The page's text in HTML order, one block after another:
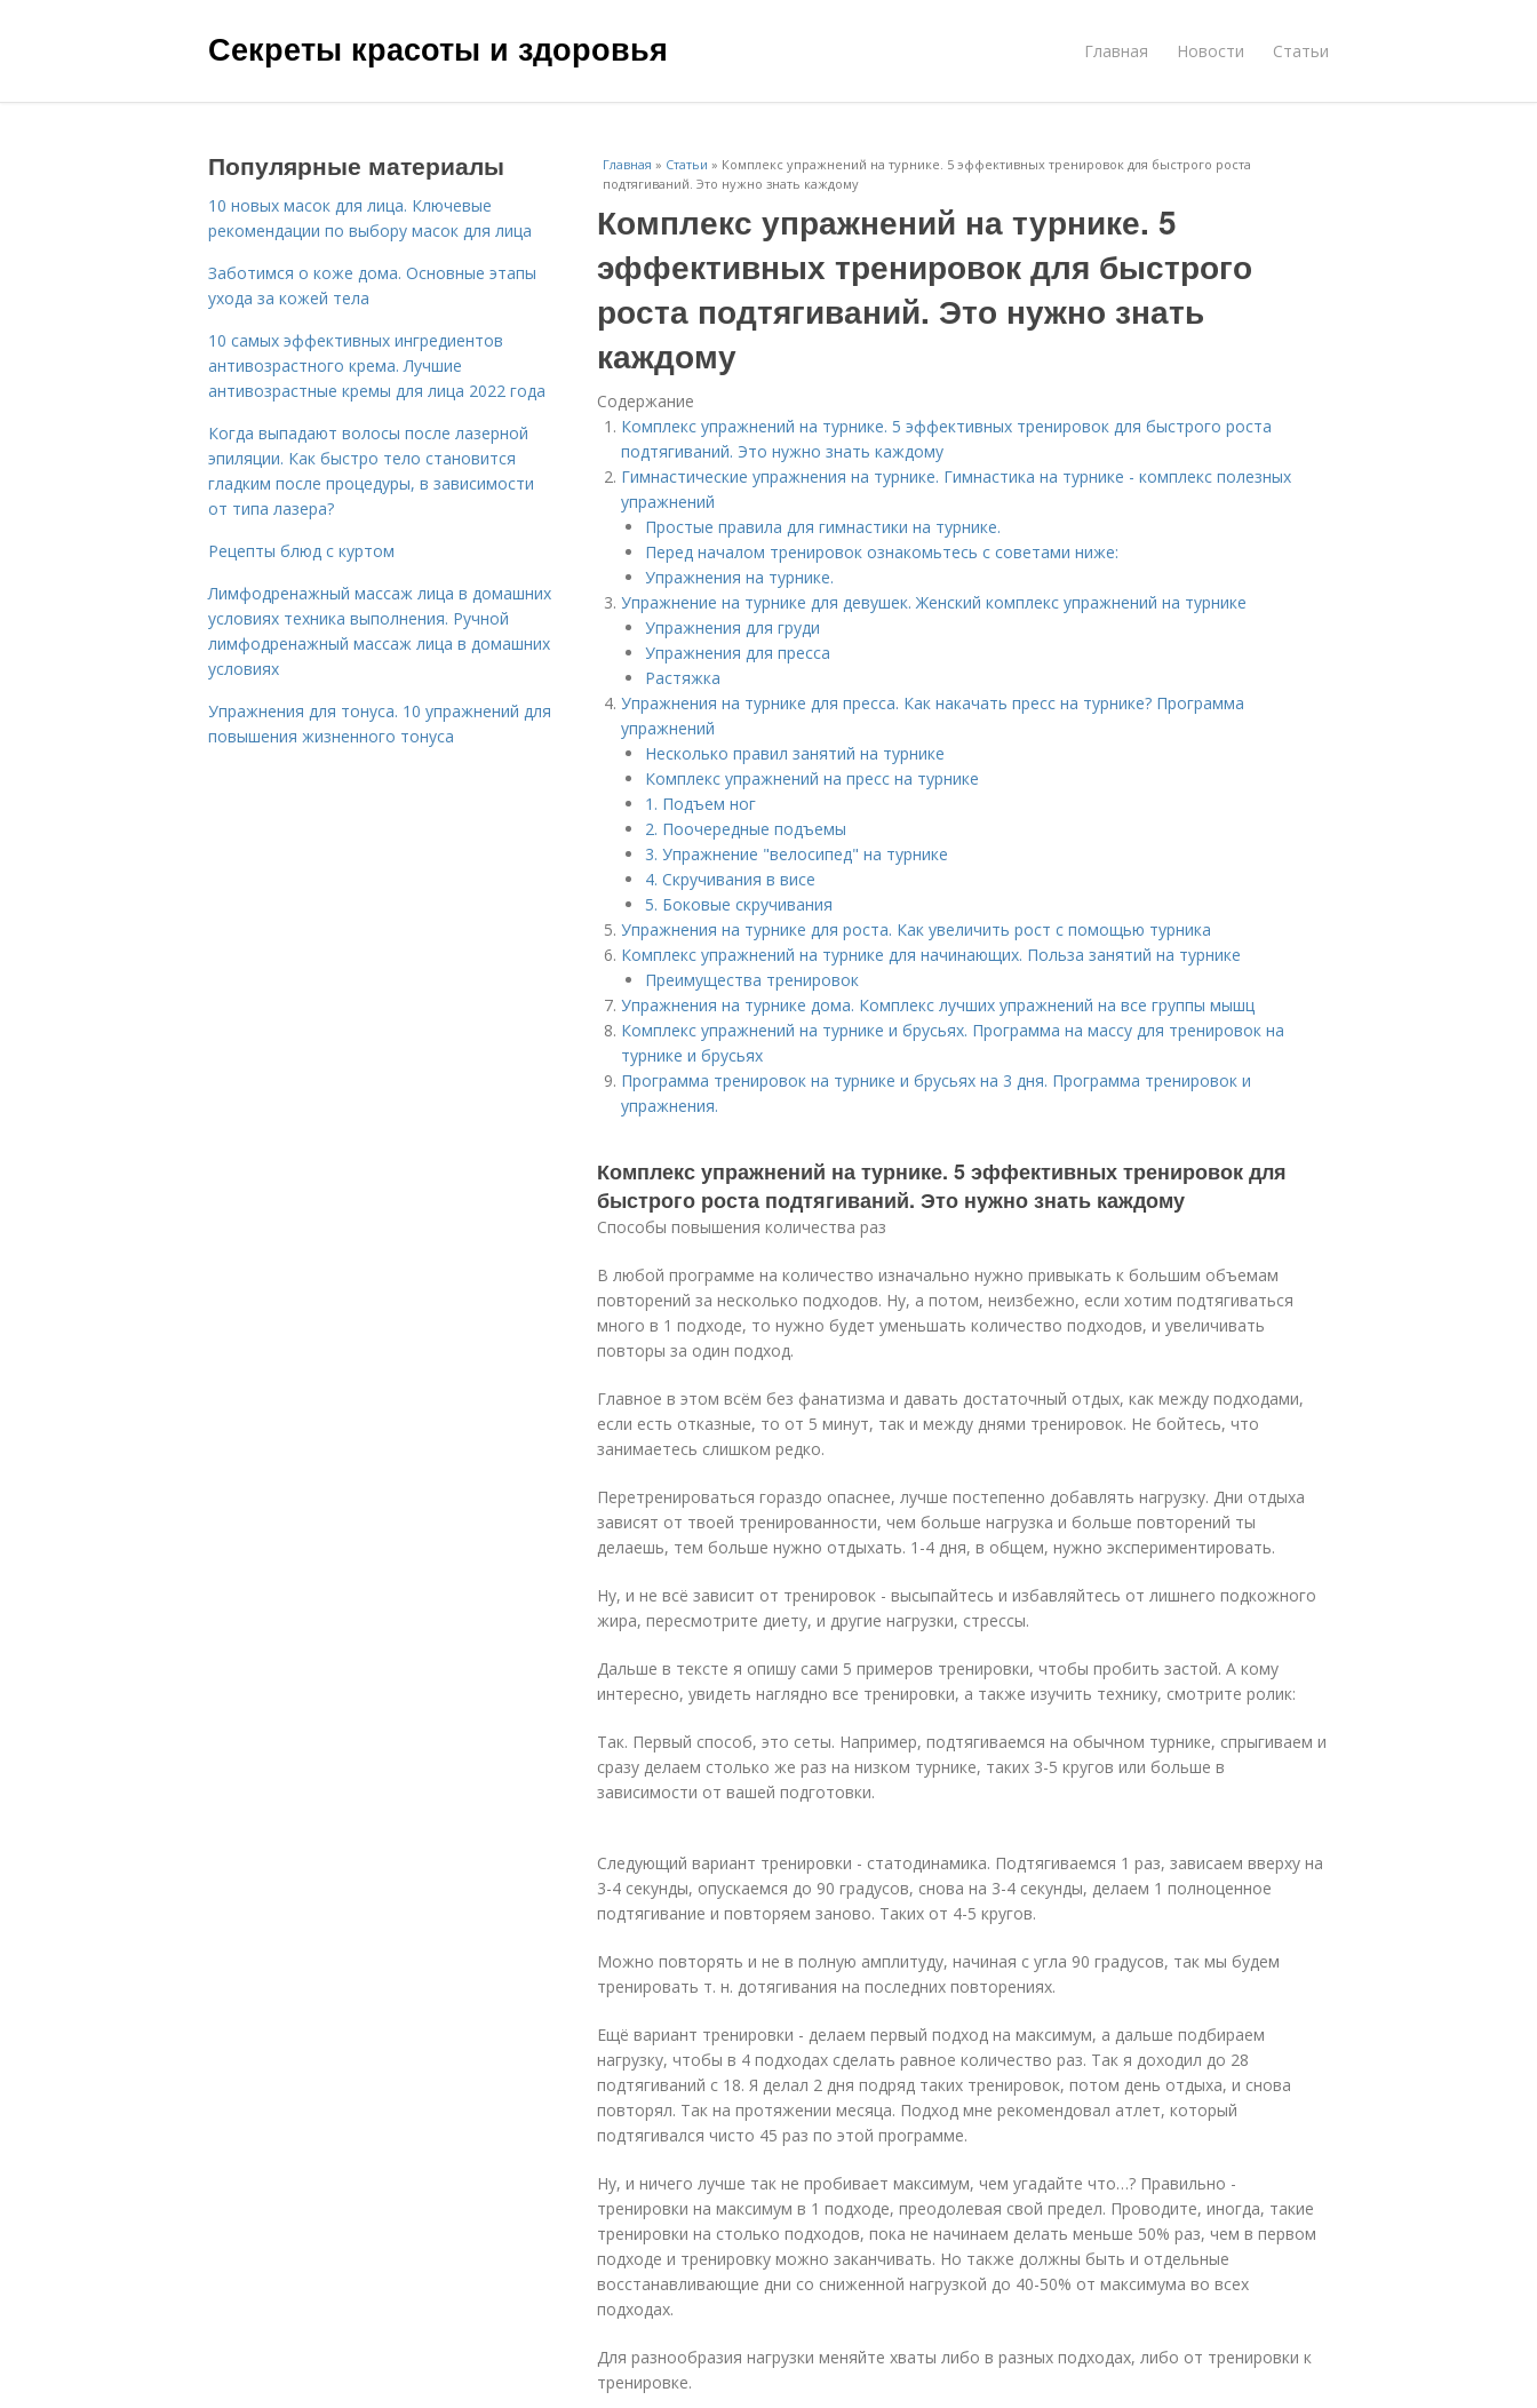
Секреты красоты и здоровья Главная Новости Статьи
Главная » Статьи » Комплекс упражнений на турнике. 5 эффективных тренировок для быстрого роста
подтягиваний. Это нужно знать каждому
Комплекс упражнений на турнике. 5
эффективных тренировок для быстрого
роста подтягиваний. Это нужно знать
каждому
Содержание
Комплекс упражнений на турнике. 5 эффективных тренировок для быстрого роста
подтягиваний. Это нужно знать каждому
Гимнастические упражнения на турнике. Гимнастика на турнике - комплекс полезных
упражнений
Простые правила для гимнастики на турнике.
Перед началом тренировок ознакомьтесь с советами ниже:
Упражнения на турнике.
Упражнение на турнике для девушек. Женский комплекс упражнений на турнике
Упражнения для груди
Упражнения для пресса
Растяжка
Упражнения на турнике для пресса. Как накачать пресс на турнике? Программа
упражнений
Несколько правил занятий на турнике
Комплекс упражнений на пресс на турнике
1. Подъем ног
2. Поочередные подъемы
3. Упражнение "велосипед" на турнике
4. Скручивания в висе
5. Боковые скручивания
Упражнения на турнике для роста. Как увеличить рост с помощью турника
Комплекс упражнений на турнике для начинающих. Польза занятий на турнике
Преимущества тренировок
Упражнения на турнике дома. Комплекс лучших упражнений на все группы мышц
Комплекс упражнений на турнике и брусьях. Программа на массу для тренировок на
турнике и брусьях
Программа тренировок на турнике и брусьях на 3 дня. Программа тренировок и
упражнения.
Комплекс упражнений на турнике. 5 эффективных тренировок для
быстрого роста подтягиваний. Это нужно знать каждому
Способы повышения количества раз
В любой программе на количество изначально нужно привыкать к большим объемам
повторений за несколько подходов. Ну, а потом, неизбежно, если хотим подтягиваться
много в 1 подходе, то нужно будет уменьшать количество подходов, и увеличивать
повторы за один подход.
Главное в этом всём без фанатизма и давать достаточный отдых, как между подходами,
если есть отказные, то от 5 минут, так и между днями тренировок. Не бойтесь, что
занимаетесь слишком редко.
Перетренироваться гораздо опаснее, лучше постепенно добавлять нагрузку. Дни отдыха
зависят от твоей тренированности, чем больше нагрузка и больше повторений ты
делаешь, тем больше нужно отдыхать. 1-4 дня, в общем, нужно экспериментировать.
Ну, и не всё зависит от тренировок - высыпайтесь и избавляйтесь от лишнего подкожного
жира, пересмотрите диету, и другие нагрузки, стрессы.
Дальше в тексте я опишу сами 5 примеров тренировки, чтобы пробить застой. А кому
интересно, увидеть наглядно все тренировки, а также изучить технику, смотрите ролик:
Так. Первый способ, это сеты. Например, подтягиваемся на обычном турнике, спрыгиваем и
сразу делаем столько же раз на низком турнике, таких 3-5 кругов или больше в
зависимости от вашей подготовки.
Следующий вариант тренировки - статодинамика. Подтягиваемся 1 раз, зависаем вверху на
3-4 секунды, опускаемся до 90 градусов, снова на 3-4 секунды, делаем 1 полноценное
подтягивание и повторяем заново. Таких от 4-5 кругов.
Можно повторять и не в полную амплитуду, начиная с угла 90 градусов, так мы будем
тренировать т. н. дотягивания на последних повторениях.
Ещё вариант тренировки - делаем первый подход на максимум, а дальше подбираем
нагрузку, чтобы в 4 подходах сделать равное количество раз. Так я доходил до 28
подтягиваний с 18. Я делал 2 дня подряд таких тренировок, потом день отдыха, и снова
повторял. Так на протяжении месяца. Подход мне рекомендовал атлет, который
подтягивался чисто 45 раз по этой программе.
Ну, и ничего лучше так не пробивает максимум, чем угадайте что…? Правильно -
тренировки на максимум в 1 подходе, преодолевая свой предел. Проводите, иногда, такие
тренировки на столько подходов, пока не начинаем делать меньше 50% раз, чем в первом
подходе и тренировку можно заканчивать. Но также должны быть и отдельные
восстанавливающие дни со сниженной нагрузкой до 40-50% от максимума во всех
подходах.
Для разнообразия нагрузки меняйте хваты либо в разных подходах, либо от тренировки к
тренировке.
Популярные материалы
10 новых масок для лица. Ключевые
рекомендации по выбору масок для лица
Заботимся о коже дома. Основные этапы
ухода за кожей тела
10 самых эффективных ингредиентов
антивозрастного крема. Лучшие
антивозрастные кремы для лица 2022 года
Когда выпадают волосы после лазерной
эпиляции. Как быстро тело становится
гладким после процедуры, в зависимости
от типа лазера?
Рецепты блюд с куртом
Лимфодренажный массаж лица в домашних
условиях техника выполнения. Ручной
лимфодренажный массаж лица в домашних
условиях
Упражнения для тонуса. 10 упражнений для
повышения жизненного тонуса